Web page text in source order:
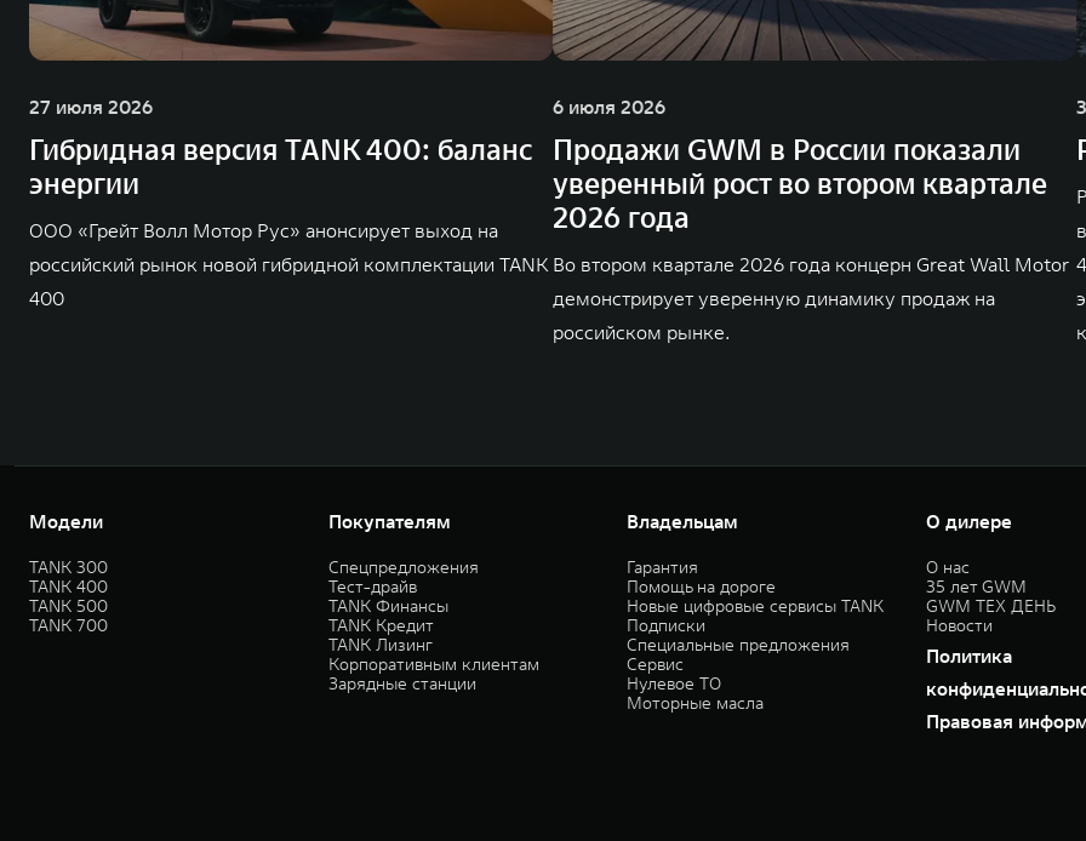
27 июля 2026
Гибридная версия TANK 400: баланс
энергии
ООО «Грейт Волл Мотор Рус» анонсирует выход на
российский рынок новой гибридной комплектации TANK
400
6 июля 2026
Продажи GWM в России показали
уверенный рост во втором квартале
2026 года
Во втором квартале 2026 года концерн Great Wall Motor
демонстрирует уверенную динамику продаж на
российском рынке.
Модели
TANK 300
TANK 400
TANK 500
TANK 700
Покупателям
Спецпредложения
Тест-драйв
TANK Финансы
TANK Кредит
TANK Лизинг
Корпоративным клиентам
Зарядные станции
Владельцам
Гарантия
Помощь на дороге
Новые цифровые сервисы TANK
Подписки
Специальные предложения
Сервис
Нулевое ТО
Моторные масла
О дилере
О нас
35 лет GWM
GWM ТЕХ ДЕНЬ
Новости
Политика
Правовая